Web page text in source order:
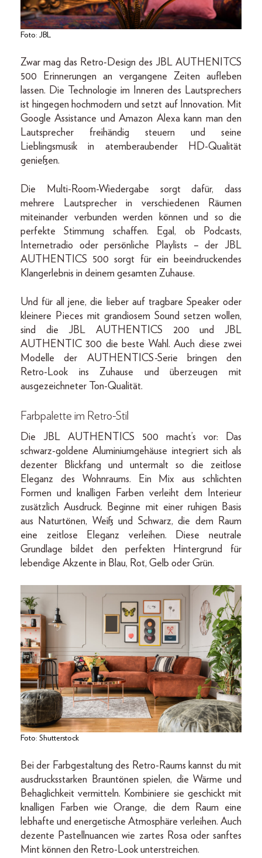
Foto: JBL
Zwar mag das Retro-Design des JBL AUTHENITCS
500 Erinnerungen an vergangene Zeiten aufleben
lassen. Die Technologie im Inneren des Lautsprechers
ist hingegen hochmodern und setzt auf Innovation. Mit
Google Assistance und Amazon Alexa kann man den
Lautsprecher freihändig steuern und seine
Lieblingsmusik in atemberaubender HD-Qualität
genießen.
Die Multi-Room-Wiedergabe sorgt dafür, dass
mehrere Lautsprecher in verschiedenen Räumen
miteinander verbunden werden können und so die
perfekte Stimmung schaffen. Egal, ob Podcasts,
Internetradio oder persönliche Playlists – der JBL
AUTHENTICS 500 sorgt für ein beeindruckendes
Klangerlebnis in deinem gesamten Zuhause.
Und für all jene, die lieber auf tragbare Speaker oder
kleinere Pieces mit grandiosem Sound setzen wollen,
sind die JBL AUTHENTICS 200 und JBL
AUTHENTIC 300 die beste Wahl. Auch diese zwei
Modelle der AUTHENTICS-Serie bringen den
Retro-Look ins Zuhause und überzeugen mit
ausgezeichneter Ton-Qualität.
Farbpalette im Retro-Stil
Die JBL AUTHENTICS 500 macht’s vor: Das
schwarz-goldene Aluminiumgehäuse integriert sich als
dezenter Blickfang und untermalt so die zeitlose
Eleganz des Wohnraums. Ein Mix aus schlichten
Formen und knalligen Farben verleiht dem Interieur
zusätzlich Ausdruck. Beginne mit einer ruhigen Basis
aus Naturtönen, Weiß und Schwarz, die dem Raum
eine zeitlose Eleganz verleihen. Diese neutrale
Grundlage bildet den perfekten Hintergrund für
lebendige Akzente in Blau, Rot, Gelb oder Grün.
Foto: Shutterstock
Bei der Farbgestaltung des Retro-Raums kannst du mit
ausdrucksstarken Brauntönen spielen, die Wärme und
Behaglichkeit vermitteln. Kombiniere sie geschickt mit
knalligen Farben wie Orange, die dem Raum eine
lebhafte und energetische Atmosphäre verleihen. Auch
dezente Pastellnuancen wie zartes Rosa oder sanftes
Mint können den Retro-Look unterstreichen.